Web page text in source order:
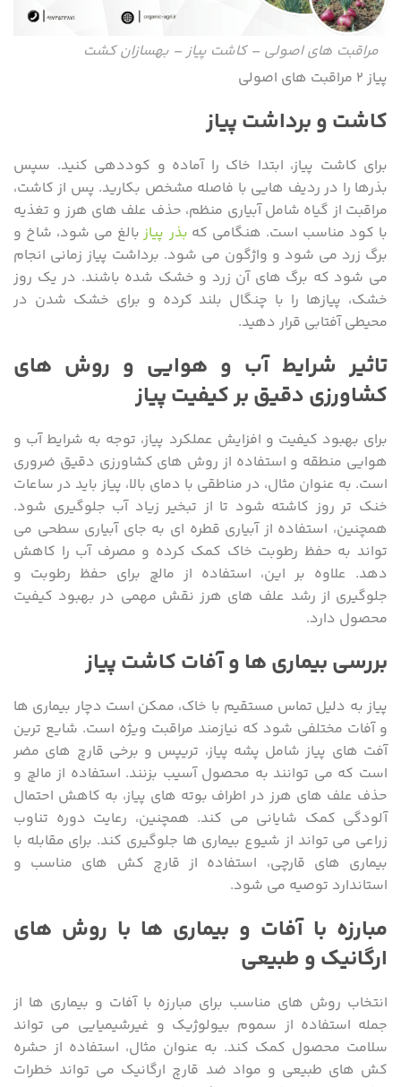
مراقبت های اصولی – کاشت پیاز – بهسازان کشت
پیاز ۲ مراقبت های اصولی
کاشت و برداشت پیاز
برای کاشت پیاز، ابتدا خاک را آماده و کوددهی کنید. سپس
بذرها را در ردیف هایی با فاصله مشخص بکارید. پس از کاشت،
مراقبت از گیاه شامل آبیاری منظم، حذف علف های هرز و تغذیه
با کود مناسب است. هنگامی که بذر پیازبالغ می شود، شاخ و
برگ زرد می شود و واژگون می شود. برداشت پیاز زمانی انجام
می شود که برگ های آن زرد و خشک شده باشند. در یک روز
خشک، پیازها را با چنگال بلند کرده و برای خشک شدن در
محیطی آفتابی قرار دهید.
تاثیر شرایط آب و هوایی و روش های
کشاورزی دقیق بر کیفیت پیاز
برای بهبود کیفیت و افزایش عملکرد پیاز، توجه به شرایط آب و
هوایی منطقه و استفاده از روش های کشاورزی دقیق ضروری
است. به عنوان مثال، در مناطقی با دمای بالا، پیاز باید در ساعات
خنک تر روز کاشته شود تا از تبخیر زیاد آب جلوگیری شود.
همچنین، استفاده از آبیاری قطره ای به جای آبیاری سطحی می
تواند به حفظ رطوبت خاک کمک کرده و مصرف آب را کاهش
دهد. علاوه بر این، استفاده از مالچ برای حفظ رطوبت و
جلوگیری از رشد علف های هرز نقش مهمی در بهبود کیفیت
محصول دارد.
بررسی بیماری ها و آفات کاشت پیاز
پیاز به دلیل تماس مستقیم با خاک، ممکن است دچار بیماری ها
و آفات مختلفی شود که نیازمند مراقبت ویژه است. شایع ترین
آفت های پیاز شامل پشه پیاز، تریپس و برخی قارچ های مضر
است که می توانند به محصول آسیب بزنند. استفاده از مالچ و
حذف علف های هرز در اطراف بوته های پیاز، به کاهش احتمال
آلودگی کمک شایانی می کند. همچنین، رعایت دوره تناوب
زراعی می تواند از شیوع بیماری ها جلوگیری کند. برای مقابله با
بیماری های قارچی، استفاده از قارچ کش های مناسب و
استاندارد توصیه می شود.
مبارزه با آفات و بیماری ها با روش های
ارگانیک و طبیعی
انتخاب روش های مناسب برای مبارزه با آفات و بیماری ها از
جمله استفاده از سموم بیولوژیک و غیرشیمیایی می تواند
سلامت محصول کمک کند. به عنوان مثال، استفاده از حشره
کش های طبیعی و مواد ضد قارچ ارگانیک می تواند خطرات